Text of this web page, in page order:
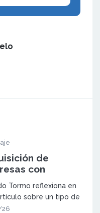
de
con
de
mediante
Tormo reflexiona en
sobre un tipo de
que va a ganar